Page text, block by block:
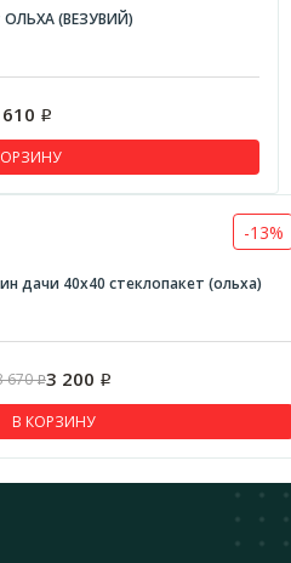
ОЛЬХА (ВЕЗУВИЙ)
Р
-13%
дачи 40х40 стеклопакет (ольха)
670Р3 200 Р
В КОРЗИНУ